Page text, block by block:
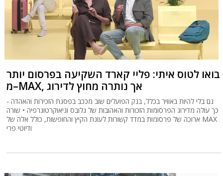
בואו לטוס איתי: פליי קארד השקיעה בפרסום יותר
מ–MAX, אך נותרה מחוץ לדירוג
גם בלי להיות באוויר בכלל, בנק הפועלים שוב מככב בפסגת הזכירות והאהדה -
כך עולה מדירוג הפרסומות הזכורות והאהובות של גלובס וגיאוקרטוגרפיה • שורה
ארוכה של פרסומות במדד קשורות לעונת הקיץ והחופשות, כולל אלה של MAX
ודיוטי פרי